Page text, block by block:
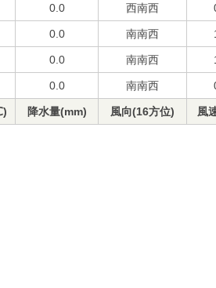
0.0 西南西
0.0 南南西
0.0 南南西
0.0 南南西
降水量(mm) 風向(16方位) 風